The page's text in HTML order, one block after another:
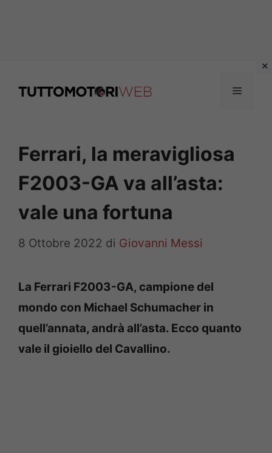
Menu
Ferrari, la meravigliosa
F2003-GA va all’asta:
vale una fortuna
8 Ottobre 2022 di Giovanni Messi
La Ferrari F2003-GA, campione del
mondo con Michael Schumacher in
quell’annata, andrà all’asta. Ecco quanto
vale il gioiello del Cavallino.